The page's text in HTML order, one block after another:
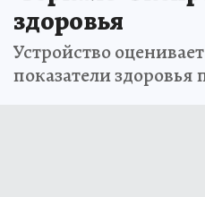
здоровья
Устройство
показатели здоровья